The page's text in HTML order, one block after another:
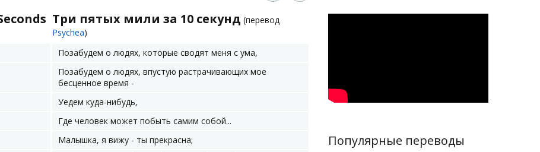
Три пятых мили за 10 секунд (перевод
Psychea)
Позабудем о людях, которые сводят меня с ума,
Позабудем о людях, впустую растрачивающих мое
бесценное время -
Уедем куда-нибудь,
Где человек может побыть самим собой...
Малышка, я вижу - ты прекрасна;
Популярные переводы